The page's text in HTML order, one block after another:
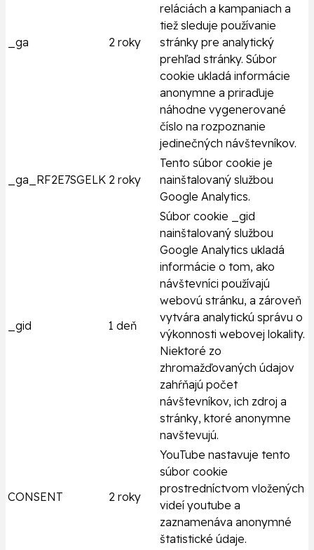
_ga 2 roky
reláciách a kampaniach a
tiež sleduje používanie
stránky pre analytický
prehľad stránky. Súbor
cookie ukladá informácie
anonymne a priraďuje
náhodne vygenerované
číslo na rozpoznanie
jedinečných návštevníkov.
_ga_RF2E7SGELK 2 roky
Tento súbor cookie je
nainštalovaný službou
Google Analytics.
_gid 1 deň
Súbor cookie _gid
nainštalovaný službou
Google Analytics ukladá
informácie o tom, ako
návštevníci používajú
webovú stránku, a zároveň
vytvára analytickú správu o
výkonnosti webovej lokality.
Niektoré zo
zhromažďovaných údajov
zahŕňajú počet
návštevníkov, ich zdroj a
stránky, ktoré anonymne
navštevujú.
CONSENT 2 roky
YouTube nastavuje tento
súbor cookie
prostredníctvom vložených
videí youtube a
zaznamenáva anonymné
štatistické údaje.